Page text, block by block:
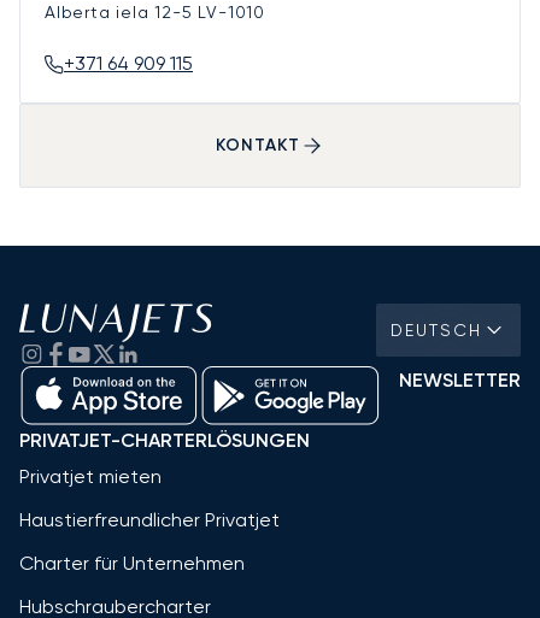
Alberta iela 12-5 LV-1010
+371 64 909 115
KONTAKT
DEUTSCH
NEWSLETTER
PRIVATJET-CHARTERLÖSUNGEN
Privatjet mieten
Haustierfreundlicher Privatjet
Charter für Unternehmen
Hubschraubercharter